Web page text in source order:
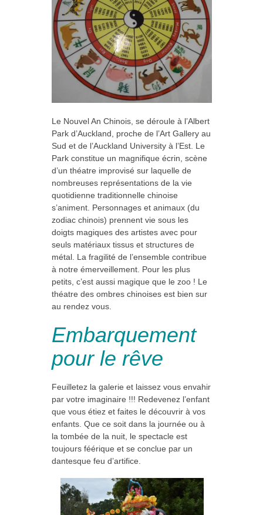
Le Nouvel An Chinois, se déroule à l’Albert
Park d’Auckland, proche de l’Art Gallery au
Sud et de l’Auckland University à l’Est. Le
Park constitue un magnifique écrin, scène
d’un théatre improvisé sur laquelle de
nombreuses représentations de la vie
quotidienne traditionnelle chinoise
s’animent. Personnages et animaux (du
zodiac chinois) prennent vie sous les
doigts magiques des artistes avec pour
seuls matériaux tissus et structures de
métal. La fragilité de l’ensemble contribue
à notre émerveillement. Pour les plus
petits, c’est aussi magique que le zoo ! Le
théatre des ombres chinoises est bien sur
au rendez vous.
Embarquement
pour le rêve
Feuilletez la galerie et laissez vous envahir
par votre imaginaire !!! Redevenez l’enfant
que vous étiez et faites le découvrir à vos
enfants. Que ce soit dans la journée ou à
la tombée de la nuit, le spectacle est
toujours féérique et se conclue par un
dantesque feu d’artifice.